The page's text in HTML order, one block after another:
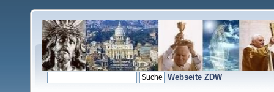
Webseite ZDW